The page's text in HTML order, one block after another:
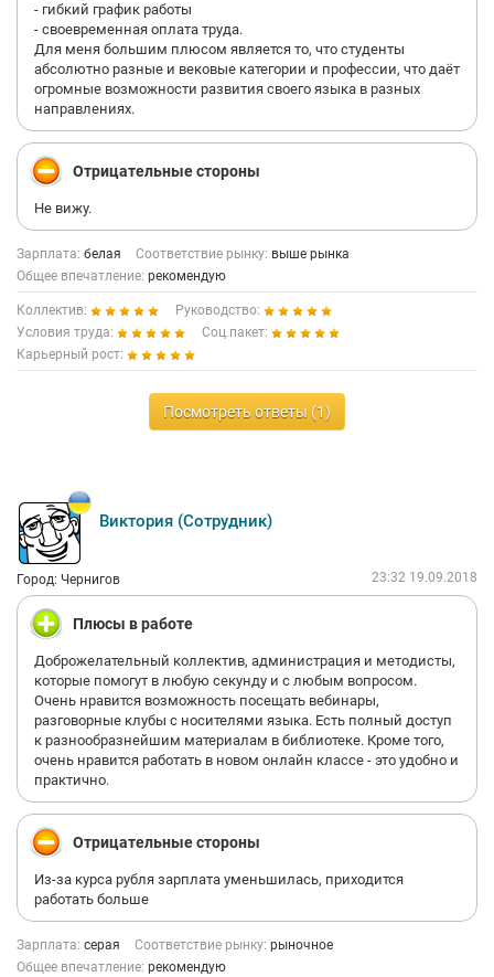
- гибкий график работы
- своевременная оплата труда.
Для меня большим плюсом является то, что студенты
абсолютно разные и вековые категории и профессии, что даёт
огромные возможности развития своего языка в разных
направлениях.
Отрицательные стороны
Не вижу.
Зарплата: белая Соответствие рынку: выше рынка
Общее впечатление: рекомендую
Коллектив:
Руководство:
Условия труда:
Соц.пакет:
Карьерный рост:
Посмотреть ответы (1)
Виктория (Сотрудник)
Город: Чернигов 23:32 19.09.2018
Плюсы в работе
Доброжелательный коллектив, администрация и методисты,
которые помогут в любую секунду и с любым вопросом.
Очень нравится возможность посещать вебинары,
разговорные клубы с носителями языка. Есть полный доступ
к разнообразнейшим материалам в библиотеке. Кроме того,
очень нравится работать в новом онлайн классе - это удобно и
практично.
Отрицательные стороны
Из-за курса рубля зарплата уменьшилась, приходится
работать больше
Зарплата: серая Соответствие рынку: рыночное
Общее впечатление: рекомендую